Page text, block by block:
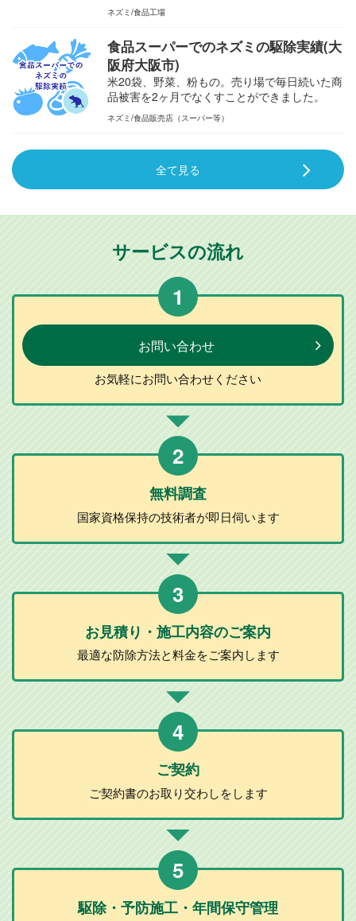
ネズミ 食品工場
食品スーパーでのネズミの駆除実績(大
阪府大阪市)
米20袋、野菜、粉もの。売り場で毎日続いた商
品被害を2ヶ月でなくすことができました。
ネズミ 食品販売店（スーパー等）
全て見る
サービスの流れ
1
お問い合わせ
お気軽にお問い合わせください
2
無料調査
国家資格保持の技術者が即日伺います
3
お見積り・施工内容のご案内
最適な防除方法と料金をご案内します
4
ご契約
ご契約書のお取り交わしをします
5
駆除・予防施工 ・年間保守管理